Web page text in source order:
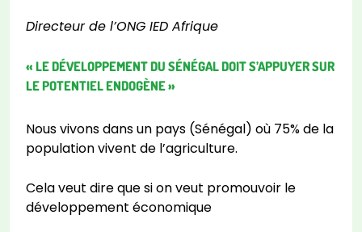
Directeur de l’ONG IED Afrique
« LE DÉVELOPPEMENT DU SÉNÉGAL DOIT S’APPUYER SUR
LE POTENTIEL ENDOGÈNE »
Nous vivons dans un pays (Sénégal) où 75% de la
population vivent de l’agriculture.
Cela veut dire que si on veut promouvoir le
développement économique